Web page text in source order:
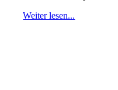
Weiter lesen...